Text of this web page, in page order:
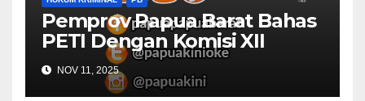
Pemprov Papua Barat Bahas
PETI Dengan Komisi XII
NOV 11, 2025